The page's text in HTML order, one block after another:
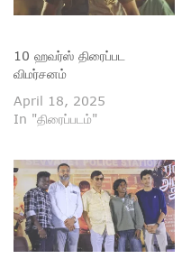
10 ஹவர்ஸ் திரைப்பட
விமர்சனம்
April 18, 2025
In "திரைப்படம்"